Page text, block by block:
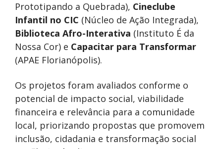
Prototipando a Quebrada), Cineclube
Infantil no CIC (Núcleo de Ação Integrada),
Biblioteca Afro-Interativa (Instituto É da
Nossa Cor) e Capacitar para Transformar
(APAE Florianópolis).
Os projetos foram avaliados conforme o
potencial de impacto social, viabilidade
financeira e relevância para a comunidade
local, priorizando propostas que promovem
inclusão, cidadania e transformação social